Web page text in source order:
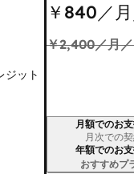
ジット
￥840／
￥2,400／月
請求期間月額でのお
月次での
年額でのお
おすすめプ